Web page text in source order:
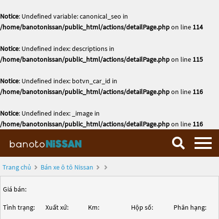
Notice: Undefined variable: canonical_seo in
/home/banotonissan/public_html/actions/detailPage.phpon line 114
Notice: Undefined index: descriptions in
/home/banotonissan/public_html/actions/detailPage.phpon line 115
Notice: Undefined index: botvn_car_id in
/home/banotonissan/public_html/actions/detailPage.phpon line 116
Notice: Undefined index: _image in
/home/banotonissan/public_html/actions/detailPage.phpon line 116
Trang chủ Bán xe ô tô Nissan
Giá bán:
Tình trạng: Xuất xứ: Km: Hộp số: Phân hạng: